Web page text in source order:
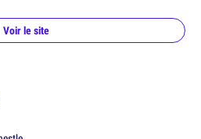
Voir le site